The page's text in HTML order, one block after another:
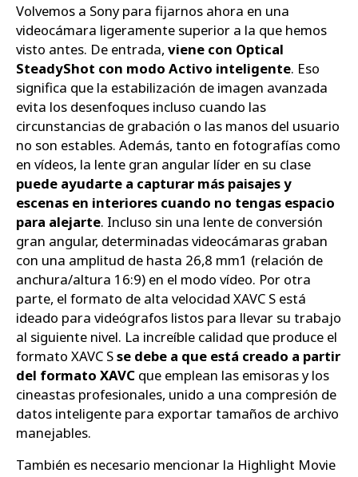
Volvemos a Sony para fijarnos ahora en una
videocámara ligeramente superior a la que hemos
visto antes. De entrada, viene con Optical
SteadyShot con modo Activo inteligente. Eso
significa que la estabilización de imagen avanzada
evita los desenfoques incluso cuando las
circunstancias de grabación o las manos del usuario
no son estables. Además, tanto en fotografías como
en vídeos, la lente gran angular líder en su clase
puede ayudarte a capturar más paisajes y
escenas en interiores cuando no tengas espacio
para alejarte. Incluso sin una lente de conversión
gran angular, determinadas videocámaras graban
con una amplitud de hasta 26,8 mm1 (relación de
anchura/altura 16:9) en el modo vídeo. Por otra
parte, el formato de alta velocidad XAVC S está
ideado para videógrafos listos para llevar su trabajo
al siguiente nivel. La increíble calidad que produce el
formato XAVC Sse debe a que está creado a partir
del formato XAVC que emplean las emisoras y los
cineastas profesionales, unido a una compresión de
datos inteligente para exportar tamaños de archivo
manejables.
También es necesario mencionar la Highlight Movie